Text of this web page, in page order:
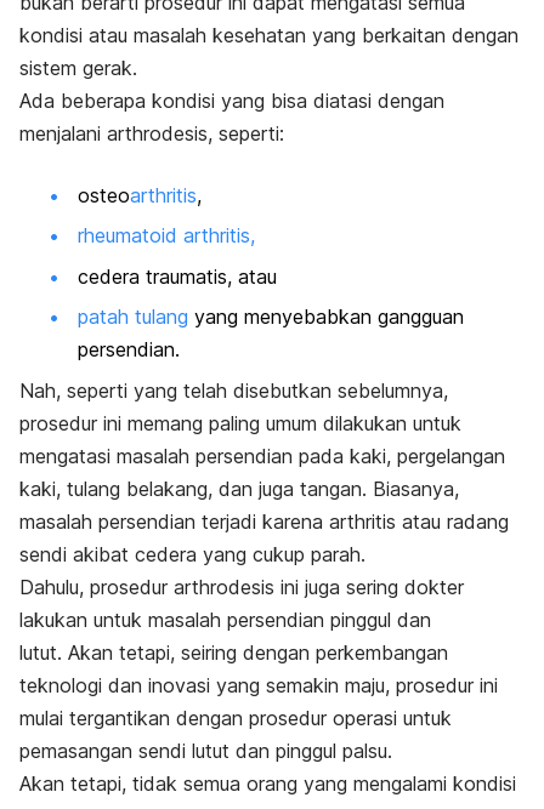
kondisi atau masalah kesehatan yang berkaitan dengan
sistem gerak.
Ada beberapa kondisi yang bisa diatasi dengan
menjalani arthrodesis, seperti:
osteoarthritis,
rheumatoid arthritis,
cedera traumatis, atau
patah tulang yang menyebabkan gangguan
persendian.
Nah, seperti yang telah disebutkan sebelumnya,
prosedur ini memang paling umum dilakukan untuk
mengatasi masalah persendian pada kaki, pergelangan
kaki, tulang belakang, dan juga tangan. Biasanya,
masalah persendian terjadi karena arthritis atau radang
sendi akibat cedera yang cukup parah.
Dahulu, prosedur arthrodesis ini juga sering dokter
lakukan untuk masalah persendian pinggul dan
lutut. Akan tetapi, seiring dengan perkembangan
teknologi dan inovasi yang semakin maju, prosedur ini
mulai tergantikan dengan prosedur operasi untuk
pemasangan sendi lutut dan pinggul palsu.
Akan tetapi, tidak semua orang yang mengalami kondisi